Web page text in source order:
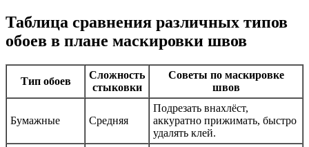
Таблица сравнения различных типов
обоев в плане маскировки швов
Тип обоев
Сложность
стыковки
Советы по маскировке
швов
Бумажные Средняя
Подрезать внахлёст,
аккуратно прижимать, быстро
удалять клей.